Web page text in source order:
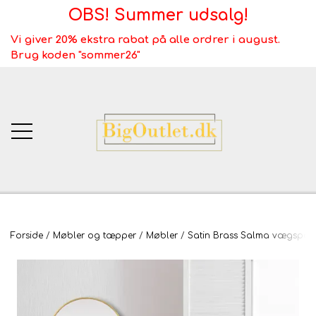
OBS! Summer udsalg!
Vi giver 20% ekstra rabat på alle ordrer i august.
Brug koden "sommer26"
BigOutlet.dk
TÆPPER
Webshop ALT
Forside Møbler og tæpper Møbler Satin Brass Salma vægspejl